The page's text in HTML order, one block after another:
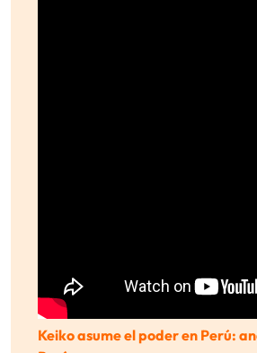
Keiko asume el poder en Perú: